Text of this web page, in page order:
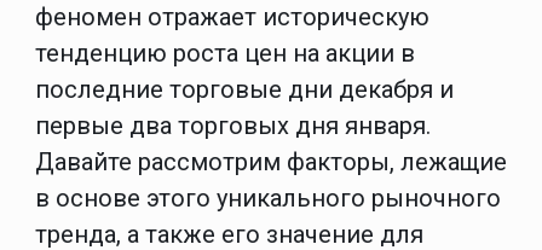
феномен отражает историческую
тенденцию роста цен на акции в
последние торговые дни декабря и
первые два торговых дня января.
Давайте рассмотрим факторы, лежащие
в основе этого уникального рыночного
тренда, а также его значение для